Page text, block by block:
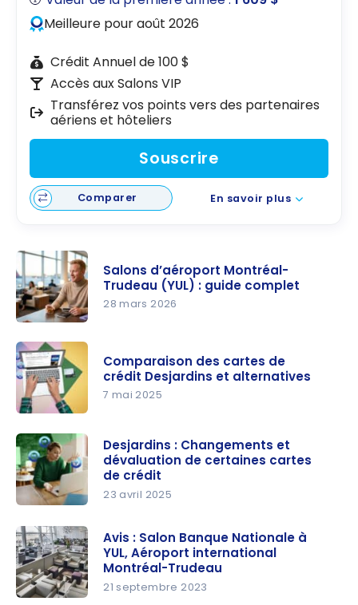
Meilleure pour août 2026
Crédit Annuel de 100 $
Accès aux Salons VIP
Transférez vos points vers des partenaires
aériens et hôteliers
Souscrire
Comparer En savoir plus
d’aéroport
Montréal-
Trudeau
(YUL) :
guide
complet
Salons d’aéroport Montréal-
Trudeau (YUL) : guide complet
28 mars 2026
on des
cartes de
crédit
Desjardins
et
alternative
s
Comparaison des cartes de
crédit Desjardins et alternatives
7 mai 2025
Changeme
nts et
dévaluatio
n de
Desjardins : Changements et
dévaluation de certaines cartes
de crédit
23 avril 2025
Avis : Salon Banque Nationale à
YUL, Aéroport international
Montréal-Trudeau
21 septembre 2023